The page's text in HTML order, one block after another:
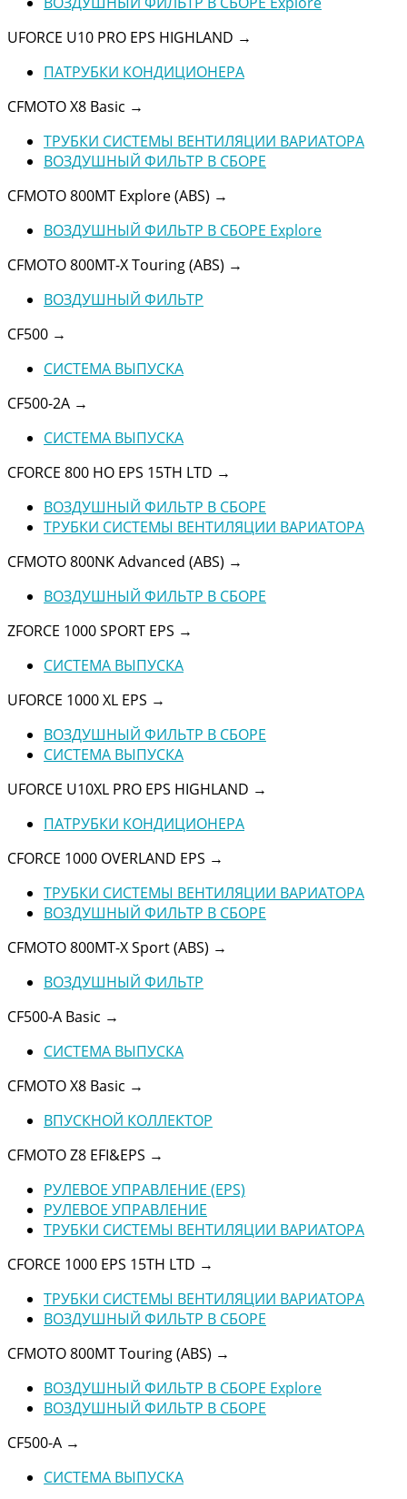
UFORCE U10 PRO EPS HIGHLAND →
ПАТРУБКИ КОНДИЦИОНЕРА
CFMOTO X8 Basic →
ТРУБКИ СИСТЕМЫ ВЕНТИЛЯЦИИ ВАРИАТОРА
ВОЗДУШНЫЙ ФИЛЬТР В СБОРЕ
CFMOTO 800MT Explore (ABS) →
ВОЗДУШНЫЙ ФИЛЬТР В СБОРЕ Explore
CFMOTO 800MT-X Touring (ABS) →
ВОЗДУШНЫЙ ФИЛЬТР
CF500 →
СИСТЕМА ВЫПУСКА
CF500-2A →
СИСТЕМА ВЫПУСКА
CFORCE 800 HO EPS 15TH LTD →
ВОЗДУШНЫЙ ФИЛЬТР В СБОРЕ
ТРУБКИ СИСТЕМЫ ВЕНТИЛЯЦИИ ВАРИАТОРА
CFMOTO 800NK Advanced (ABS) →
ВОЗДУШНЫЙ ФИЛЬТР В СБОРЕ
ZFORCE 1000 SPORT EPS →
СИСТЕМА ВЫПУСКА
UFORCE 1000 XL EPS →
ВОЗДУШНЫЙ ФИЛЬТР В СБОРЕ
СИСТЕМА ВЫПУСКА
UFORCE U10XL PRO EPS HIGHLAND →
ПАТРУБКИ КОНДИЦИОНЕРА
CFORCE 1000 OVERLAND EPS →
ТРУБКИ СИСТЕМЫ ВЕНТИЛЯЦИИ ВАРИАТОРА
ВОЗДУШНЫЙ ФИЛЬТР В СБОРЕ
CFMOTO 800MT-X Sport (ABS) →
ВОЗДУШНЫЙ ФИЛЬТР
CF500-A Basic →
СИСТЕМА ВЫПУСКА
CFMOTO X8 Basic →
ВПУСКНОЙ КОЛЛЕКТОР
CFMOTO Z8 EFI&EPS →
РУЛЕВОЕ УПРАВЛЕНИЕ (EPS)
РУЛЕВОЕ УПРАВЛЕНИЕ
ТРУБКИ СИСТЕМЫ ВЕНТИЛЯЦИИ ВАРИАТОРА
CFORCE 1000 EPS 15TH LTD →
ТРУБКИ СИСТЕМЫ ВЕНТИЛЯЦИИ ВАРИАТОРА
ВОЗДУШНЫЙ ФИЛЬТР В СБОРЕ
CFMOTO 800MT Touring (ABS) →
ВОЗДУШНЫЙ ФИЛЬТР В СБОРЕ Explore
ВОЗДУШНЫЙ ФИЛЬТР В СБОРЕ
CF500-A →
СИСТЕМА ВЫПУСКА